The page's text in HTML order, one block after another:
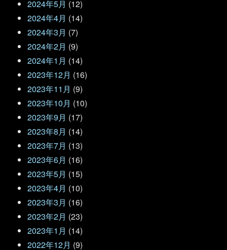
2024年5月 (12)
2024年4月 (14)
2024年3月 (7)
2024年2月 (9)
2024年1月 (14)
2023年12月 (16)
2023年11月 (9)
2023年10月 (10)
2023年9月 (17)
2023年8月 (14)
2023年7月 (13)
2023年6月 (16)
2023年5月 (15)
2023年4月 (10)
2023年3月 (16)
2023年2月 (23)
2023年1月 (14)
2022年12月 (9)